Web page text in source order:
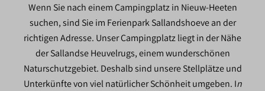
Wenn Sie nach einem Campingplatz in Nieuw-Heeten
suchen, sind Sie im Ferienpark Sallandshoeve an der
richtigen Adresse. Unser Campingplatz liegt in der Nähe
der Sallandse Heuvelrugs, einem wunderschönen
Naturschutzgebiet. Deshalb sind unsere Stellplätze und
Unterkünfte von viel natürlicher Schönheit umgeben. In